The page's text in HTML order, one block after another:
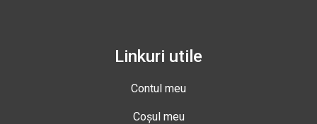
Linkuri utile
Contul meu
Coșul meu